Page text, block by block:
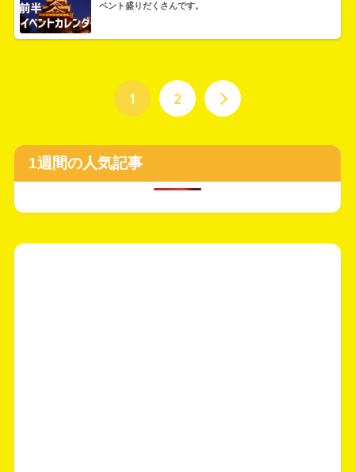
ベント盛りだくさんです。
1 2
1週間の人気記事